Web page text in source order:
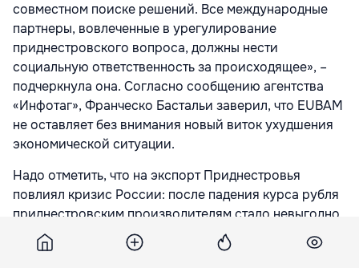
совместном поиске решений. Все международные
партнеры, вовлеченные в урегулирование
приднестровского вопроса, должны нести
социальную ответственность за происходящее», –
подчеркнула она. Согласно сообщению агентства
«Инфотаг», Франческо Бастальи заверил, что EUBAM
не оставляет без внимания новый виток ухудшения
экономической ситуации.
Надо отметить, что на экспорт Приднестровья
повлиял кризис России: после падения курса рубля
приднестровским производителям стало невыгодно
продавать товары в РФ. Кроме того, усилился
контроль на границе с Украиной, через территорию